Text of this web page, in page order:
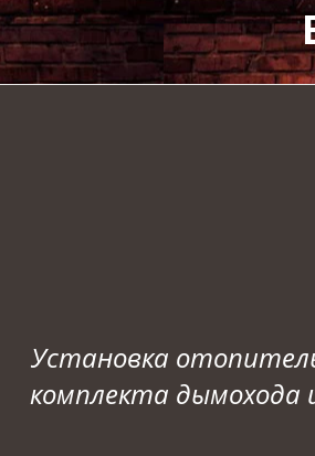
Установка
комплекта дымохода